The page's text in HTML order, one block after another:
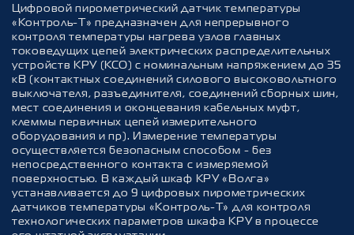
Цифровой пирометрический датчик температуры
«Контроль-Т» предназначен для непрерывного
контроля температуры нагрева узлов главных
токоведущих цепей электрических распределительных
устройств КРУ (КСО) с номинальным напряжением до 35
кВ (контактных соединений силового высоковольтного
выключателя, разъединителя, соединений сборных шин,
мест соединения и оконцевания кабельных муфт,
клеммы первичных цепей измерительного
оборудования и пр). Измерение температуры
осуществляется безопасным способом - без
непосредственного контакта с измеряемой
поверхностью. В каждый шкаф КРУ «Волга»
устанавливается до 9 цифровых пирометрических
датчиков температуры «Контроль-Т» для контроля
технологических параметров шкафа КРУ в процессе